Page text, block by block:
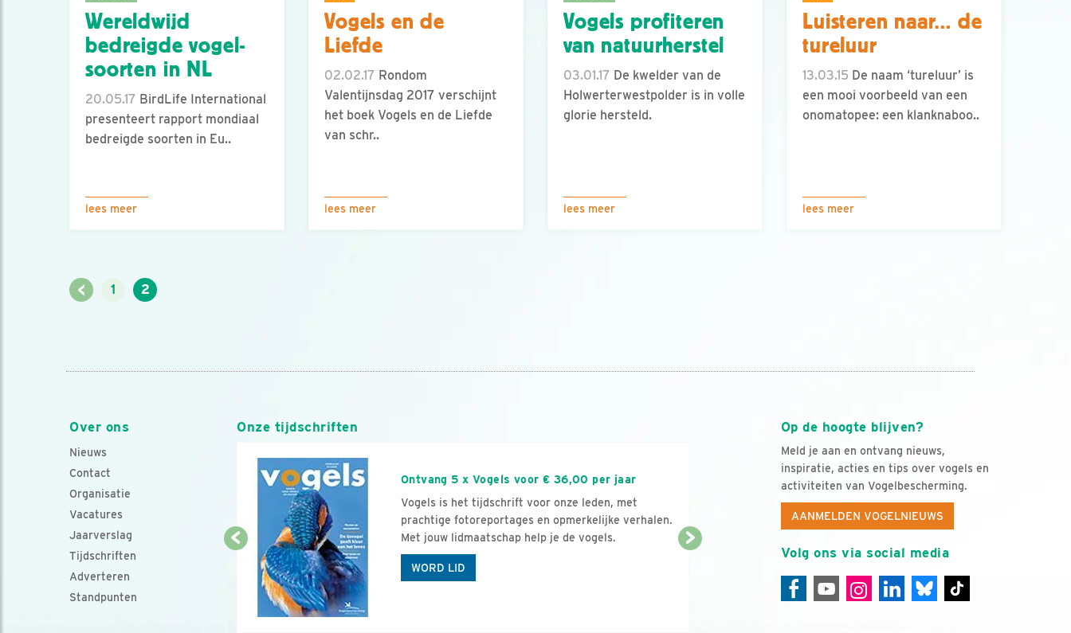
Wereldwijd
bedreigde vogel-
soorten in NL
20.05.17 BirdLife International
presenteert rapport mondiaal
bedreigde soorten in Eu..
lees meer
Vogels en de
Liefde
02.02.17 Rondom
Valentijnsdag 2017 verschijnt
het boek Vogels en de Liefde
van schr..
lees meer
Vogels profiteren
van natuurherstel
03.01.17 De kwelder van de
Holwerterwestpolder is in volle
glorie hersteld.
lees meer
Luisteren naar… de
tureluur
13.03.15 De naam ‘tureluur’ is
een mooi voorbeeld van een
onomatopee: een klanknaboo..
lees meer
< 1 2
Over ons
Nieuws
Contact
Organisatie
Vacatures
Jaarverslag
Tijdschriften
Adverteren
Standpunten
Op de hoogte blijven?
Meld je aan en ontvang nieuws,
inspiratie, acties en tips over vogels en
activiteiten van Vogelbescherming.
AANMELDEN VOGELNIEUWS
Volg ons via social media
Onze tijdschriften
Ontvang 5 x Vogels voor € 36,00 per jaar
Vogels is het tijdschrift voor onze leden, met
prachtige fotoreportages en opmerkelijke verhalen.
Met jouw lidmaatschap help je de vogels.
WORD LID